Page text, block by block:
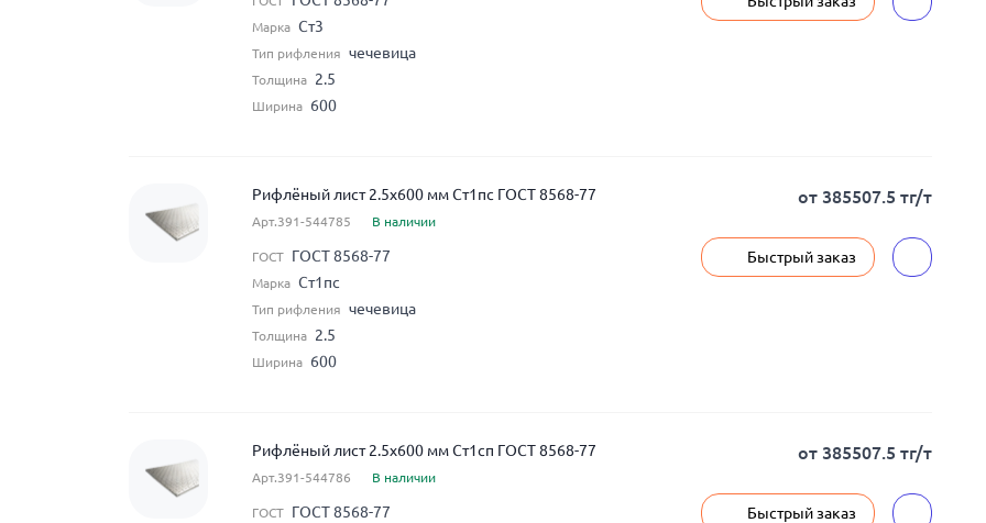
Марка Ст3
Тип рифления чечевица
Толщина 2.5
Ширина 600
Рифлёный лист 2.5x600 мм Ст1пс ГОСТ 8568-77
Арт.391-544785 В наличии
ГОСТ ГОСТ 8568-77
Марка Ст1пс
Тип рифления чечевица
Толщина 2.5
Ширина 600
от 385507.5 тг/т
Быстрый заказ
Рифлёный лист 2.5x600 мм Ст1сп ГОСТ 8568-77
Арт.391-544786 В наличии
ГОСТ ГОСТ 8568-77
от 385507.5 тг/т
Быстрый заказ